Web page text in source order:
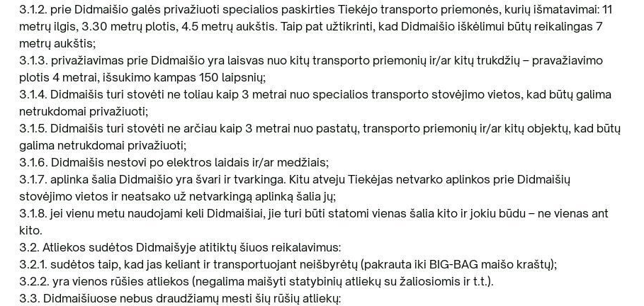
atliekų išvežimas Vilniaus mieste
Antrinių žaliavų tvarkymas
3.1.2. prie Didmaišio galės privažiuoti specialios paskirties Tiekėjo transporto priemonės, kurių išmatavimai: 11
metrų ilgis, 3.30 metrų plotis, 4.5 metrų aukštis. Taip pat užtikrinti, kad Didmaišio iškėlimui būtų reikalingas 7
metrų aukštis;
3.1.3. privažiavimas prie Didmaišio yra laisvas nuo kitų transporto priemonių ir/ar kitų trukdžių – pravažiavimo
plotis 4 metrai, išsukimo kampas 150 laipsnių;
3.1.4. Didmaišis turi stovėti ne toliau kaip 3 metrai nuo specialios transporto stovėjimo vietos, kad būtų galima
netrukdomai privažiuoti;
3.1.5. Didmaišis turi stovėti ne arčiau kaip 3 metrai nuo pastatų, transporto priemonių ir/ar kitų objektų, kad būtų
galima netrukdomai privažiuoti;
3.1.6. Didmaišis nestovi po elektros laidais ir/ar medžiais;
3.1.7. aplinka šalia Didmaišio yra švari ir tvarkinga. Kitu atveju Tiekėjas netvarko aplinkos prie Didmaišių
stovėjimo vietos ir neatsako už netvarkingą aplinką šalia jų;
3.1.8. jei vienu metu naudojami keli Didmaišiai, jie turi būti statomi vienas šalia kito ir jokiu būdu – ne vienas ant
kito.
3.2. Atliekos sudėtos Didmaišyje atitiktų šiuos reikalavimus:
3.2.1. sudėtos taip, kad jas keliant ir transportuojant neišbyrėtų (pakrauta iki BIG-BAG maišo kraštų);
3.2.2. yra vienos rūšies atliekos (negalima maišyti statybinių atliekų su žaliosiomis ir t.t.).
3.3. Didmaišiuose nebus draudžiamų mesti šių rūšių atliekų: